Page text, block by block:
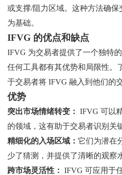
或支撑/阻力区域。这种方法确
为基础。
IFVG 的优点和缺点
IFVG 为交易者提供了一个独特
任何工具都有其优势和局限性。
于交易者将 IFVG 融入到他们的
优势
突出市场情绪转变： IFVG 可以
的领域，这有助于交易者识别关
精细化的入场区域： 它们为潜在
少了猜测，并提供了清晰的观察
跨市场灵活性： IFVG 可应用于